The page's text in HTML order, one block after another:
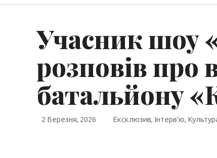
Учасник шоу
розповів про
батальйону
2 Березня, 2026 Ексклюзив, Інтерв'ю,